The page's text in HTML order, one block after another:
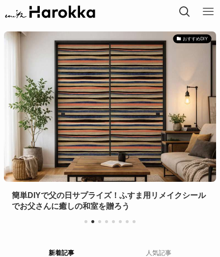
おすすめDIY
簡単DIYで父の日サプライズ！ふすま用リメイクシール
でお父さんに癒しの和室を贈ろう
新着記事 人気記事